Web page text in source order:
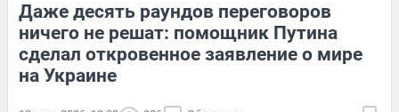
Даже десять раундов переговоров
ничего не решат: помощник Путина
сделал откровенное заявление о мире
на Украине